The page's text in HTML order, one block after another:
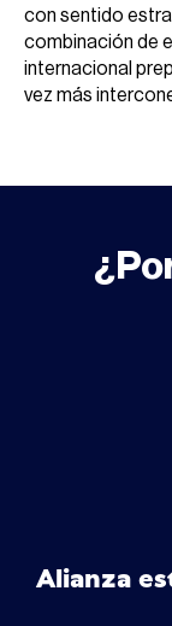
con sentido
combinación de
internacional
vez más
Alianza